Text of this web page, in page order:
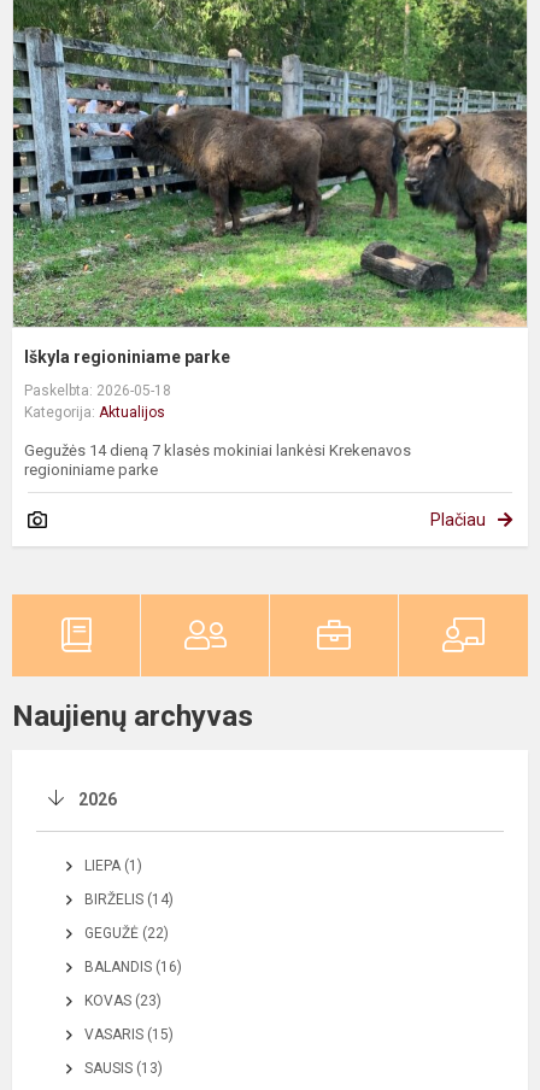
Iškyla regioniniame parke
Paskelbta: 2026-05-18
Kategorija: Aktualijos
Gegužės 14 dieną 7 klasės mokiniai lankėsi Krekenavos
regioniniame parke
Plačiau
Naujienų archyvas
2026
LIEPA (1)
BIRŽELIS (14)
GEGUŽĖ (22)
BALANDIS (16)
KOVAS (23)
VASARIS (15)
SAUSIS (13)